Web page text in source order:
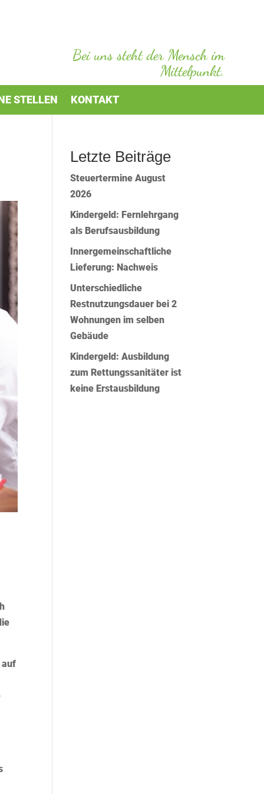
Bei uns steht der Mensch im
Mittelpunkt.
STELLEN KONTAKT
auf
Letzte Beiträge
Steuertermine August
2026
Kindergeld: Fernlehrgang
als Berufsausbildung
Innergemeinschaftliche
Lieferung: Nachweis
Unterschiedliche
Restnutzungsdauer bei 2
Wohnungen im selben
Gebäude
Kindergeld: Ausbildung
zum Rettungssanitäter ist
keine Erstausbildung